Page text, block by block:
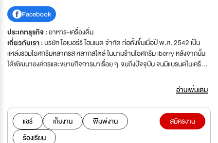
Facebook
ประเภทธุรกิจ :อาหาร-เครื่องดื่ม
เกี่ยวกับเรา :บริษัท ไอเบอร์รี่ โฮมเมด จำกัด ก่อตั้งขึ้นเมื่อปี พ.ศ. 2542 เป็น
แหล่งรวมไอศกรีมหลากรส หลากสไตล์ ในนามร้านไอศกรีม iberry หลังจากนั้น
ได้พัฒนาองค์กรและขยายกิจการมาเรื่อย ๆ จนถึงปัจจุบัน จนมีแบรนด์ในเครือ
สตรีทฟู้ด “รสนิยม” ร้านอาหารสไตล์ซีฟู้ด “โรงสีโภชนา” ร้านกาแฟ
“Iberista” และอื่นๆ มากกว่า 40 สาขาในห้างสรรพสินค้าชั้นนำในเขตกรุงเทพ
มหานครเเละปริมณฑล
อ่านเพิ่มเติม
แชร์ เก็บงาน
พิมพ์งาน
ร้องเรียน
สมัครงาน